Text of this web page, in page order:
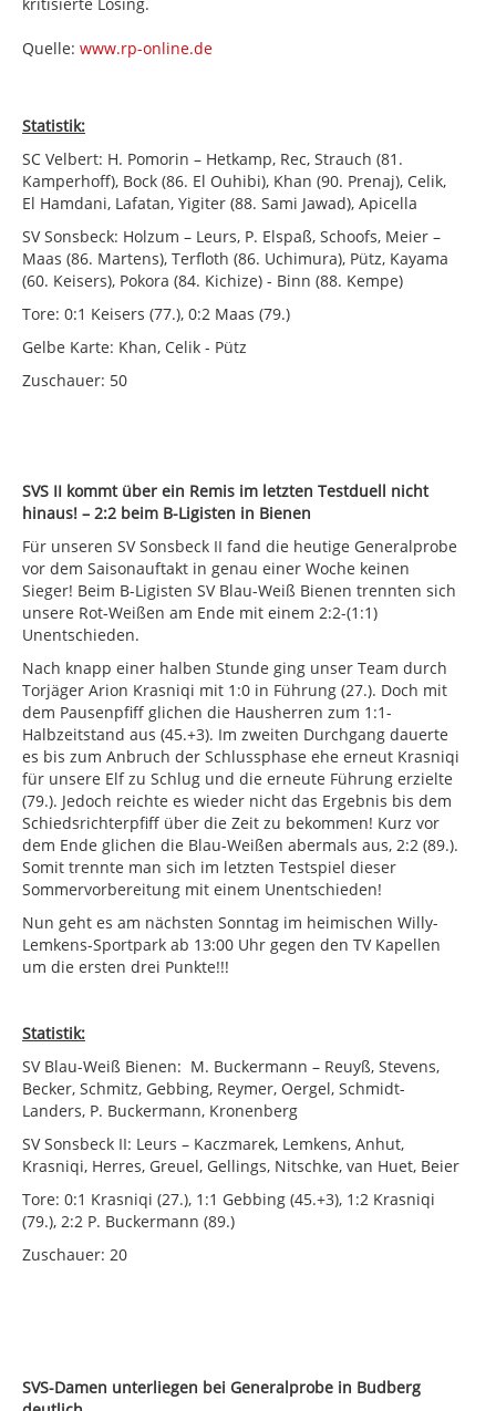
Quelle: www.rp-online.de
Statistik:
SC Velbert: H. Pomorin – Hetkamp, Rec, Strauch (81.
Kamperhoff), Bock (86. El Ouhibi), Khan (90. Prenaj), Celik,
El Hamdani, Lafatan, Yigiter (88. Sami Jawad), Apicella
SV Sonsbeck: Holzum – Leurs, P. Elspaß, Schoofs, Meier –
Maas (86. Martens), Terfloth (86. Uchimura), Pütz, Kayama
(60. Keisers), Pokora (84. Kichize) - Binn (88. Kempe)
Tore: 0:1 Keisers (77.), 0:2 Maas (79.)
Gelbe Karte: Khan, Celik - Pütz
Zuschauer: 50
SVS II kommt über ein Remis im letzten Testduell nicht
hinaus! – 2:2 beim B-Ligisten in Bienen
Für unseren SV Sonsbeck II fand die heutige Generalprobe
vor dem Saisonauftakt in genau einer Woche keinen
Sieger! Beim B-Ligisten SV Blau-Weiß Bienen trennten sich
unsere Rot-Weißen am Ende mit einem 2:2-(1:1)
Unentschieden.
Nach knapp einer halben Stunde ging unser Team durch
Torjäger Arion Krasniqi mit 1:0 in Führung (27.). Doch mit
dem Pausenpfiff glichen die Hausherren zum 1:1-
Halbzeitstand aus (45.+3). Im zweiten Durchgang dauerte
es bis zum Anbruch der Schlussphase ehe erneut Krasniqi
für unsere Elf zu Schlug und die erneute Führung erzielte
(79.). Jedoch reichte es wieder nicht das Ergebnis bis dem
Schiedsrichterpfiff über die Zeit zu bekommen! Kurz vor
dem Ende glichen die Blau-Weißen abermals aus, 2:2 (89.).
Somit trennte man sich im letzten Testspiel dieser
Sommervorbereitung mit einem Unentschieden!
Nun geht es am nächsten Sonntag im heimischen Willy-
Lemkens-Sportpark ab 13:00 Uhr gegen den TV Kapellen
um die ersten drei Punkte!!!
Statistik:
SV Blau-Weiß Bienen: M. Buckermann – Reuyß, Stevens,
Becker, Schmitz, Gebbing, Reymer, Oergel, Schmidt-
Landers, P. Buckermann, Kronenberg
SV Sonsbeck II: Leurs – Kaczmarek, Lemkens, Anhut,
Krasniqi, Herres, Greuel, Gellings, Nitschke, van Huet, Beier
Tore: 0:1 Krasniqi (27.), 1:1 Gebbing (45.+3), 1:2 Krasniqi
(79.), 2:2 P. Buckermann (89.)
Zuschauer: 20
SVS-Damen unterliegen bei Generalprobe in Budberg